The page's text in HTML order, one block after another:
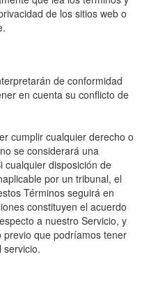
de los sitios web o
de conformidad
en cuenta su conflicto de
cumplir cualquier derecho o
se considerará una
cualquier disposición de
por un tribunal, el
Términos seguirá en
constituyen el acuerdo
a nuestro Servicio, y
que podríamos tener
servicio.